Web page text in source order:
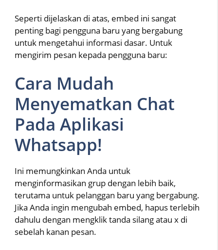
Seperti dijelaskan di atas, embed ini sangat
penting bagi pengguna baru yang bergabung
untuk mengetahui informasi dasar. Untuk
mengirim pesan kepada pengguna baru:
Cara Mudah
Menyematkan Chat
Pada Aplikasi
Whatsapp!
Ini memungkinkan Anda untuk
menginformasikan grup dengan lebih baik,
terutama untuk pelanggan baru yang bergabung.
Jika Anda ingin mengubah embed, hapus terlebih
dahulu dengan mengklik tanda silang atau x di
sebelah kanan pesan.